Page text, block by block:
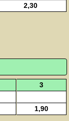
2,30
3
1,90